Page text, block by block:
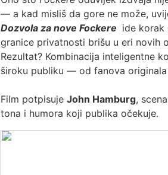
— a kad misliš da gore ne može,
Dozvola za nove Fockere ide korak
granice privatnosti brišu u eri novih
Rezultat? Kombinacija inteligentne
široku publiku — od fanova
Film potpisuje John Hamburg,
tona i humora koji publika očekuje.